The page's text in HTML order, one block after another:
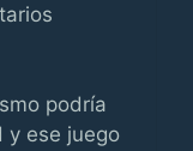
podría
y ese juego